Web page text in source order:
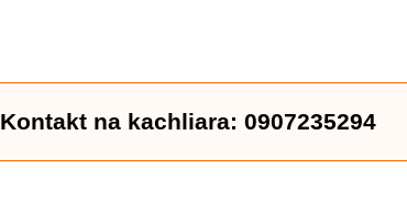
Kontakt na kachliara: 0907235294